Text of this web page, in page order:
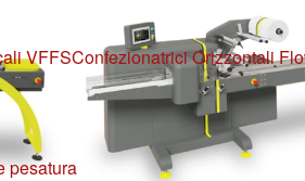
VFFSConfezionatrici Orizzontali
pesatura